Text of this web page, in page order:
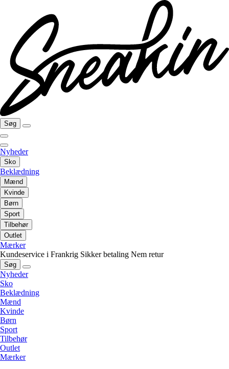
Søg
Nyheder
Sko
Beklædning
Mænd
Kvinde
Børn
Sport
Tilbehør
Outlet
Mærker
Kundeservice i Frankrig Sikker betaling Nem retur
Søg
Nyheder
Sko
Beklædning
Mænd
Kvinde
Børn
Sport
Tilbehør
Outlet
Mærker